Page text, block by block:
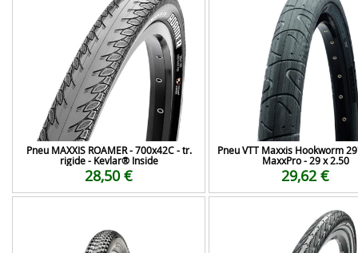
Pneu MAXXIS ROAMER - 700x42C - tr.
rigide - Kevlar® Inside
28,50 €
Pneu VTT Maxxis Hookworm
MaxxPro - 29 x 2.50
29,62 €